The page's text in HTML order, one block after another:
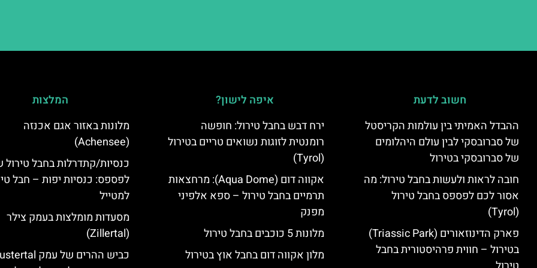
חשוב לדעת
ההבדל האמיתי בין עולמות הקריסטל
של סברובסקי לבין עולם היהלומים
של סברובסקי בטירול
חובה לראות ולעשות בחבל טירול: מה
אסור לכם לפספס בחבל טירול
(Tyrol)
פארק הדינוזאורים (Triassic Park)
בטירול – חווית פרהיסטורית בחבל
איפה לישון?
ירח דבש בחבל טירול: חופשה
רומנטית לזוגות נשואים טריים בטירול
(Tyrol)
אקווה דום (Aqua Dome): מרחצאות
תרמיים בחבל טירול – ספא אלפיני
מפנק
מלונות 5 כוכבים בחבל טירול
מלון אקווה דום בחבל אוץ בטירול
המלצות
מלונות באזור אגם אכנזה
(Achensee)
כנסיות/קתדרלות בחבל
לפספס: כנסיות יפות – חבל
למטייל
מסעדות מומלצות בעמק צילר
(Zillertal)